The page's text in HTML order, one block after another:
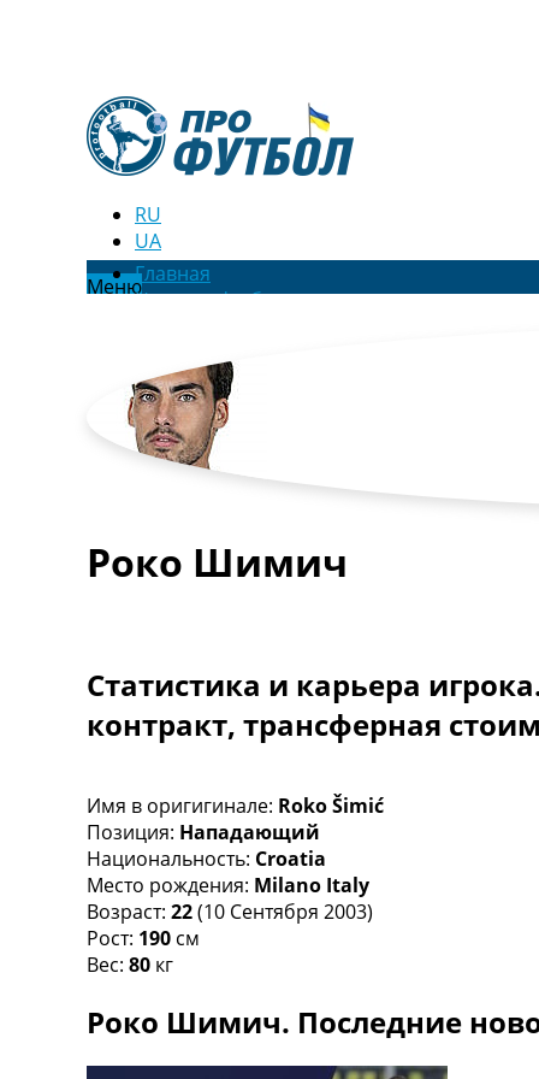
RU
UA
МенюГлавная
Новости футбола
Новости футбола Украины
Последние комментарии
Конкурс прогнозов
Логин
Рейтинги
Турниры
Англия. Премьер Лига
Испания. Ла Лига
Другие Турниры >>>
Таблицы групп Чемпионата Мира
Украина. Премьер-Лига
Украина. Первая Лига
Лига Чемпионов. Таблицы групп
Англия. Премьер-Лига
Испания. Ла Лига
Рейтинг стран УЕФА
Рейтинг клубов УЕФА
Рейтинг ФИФА
Роко Шимич
Статистика и карьера
контракт, трансферная
Имя в оригигинале: Roko Šimić
Позиция: Нападающий
Национальность: Croatia
Место рождения: Milano Italy
Возраст: 22(10 Сентября 2003)
Рост: 190 см
Вес: 80 кг
Роко Шимич. Последние